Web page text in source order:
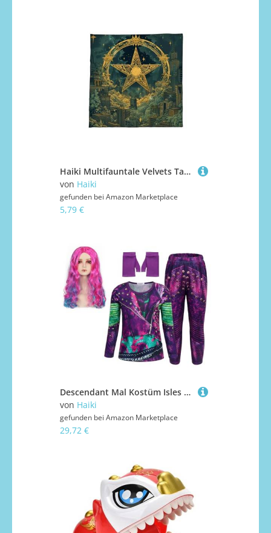
Haiki Multifauntale Velvets Tarots Tischdecke Weiche Trage Von Stoff Altars Stoffklappendesign Geeignet Für Messwerte Tarots Tischdecke
von Haiki
gefunden bei Amazon Marketplace
5,79 €
Descendant Mal Kostüm Isles of the Lost Deluxe Kostüm Evies Shirt Hose zum Verkleiden Cosplay Halloween Kostüme
von Haiki
gefunden bei Amazon Marketplace
29,72 €